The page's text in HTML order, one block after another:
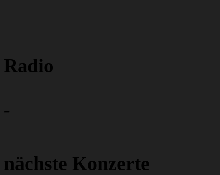
Radio
-
nächste Konzerte